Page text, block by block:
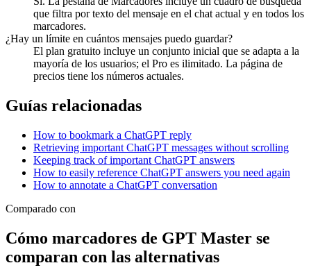
que filtra por texto del mensaje en el chat actual y en todos los
marcadores.
¿Hay un límite en cuántos mensajes puedo guardar?
El plan gratuito incluye un conjunto inicial que se adapta a la
mayoría de los usuarios; el Pro es ilimitado. La página de
precios tiene los números actuales.
Guías relacionadas
How to bookmark a ChatGPT reply
Retrieving important ChatGPT messages without scrolling
Keeping track of important ChatGPT answers
How to easily reference ChatGPT answers you need again
How to annotate a ChatGPT conversation
Comparado con
Cómo marcadores de GPT Master se
comparan con las alternativas